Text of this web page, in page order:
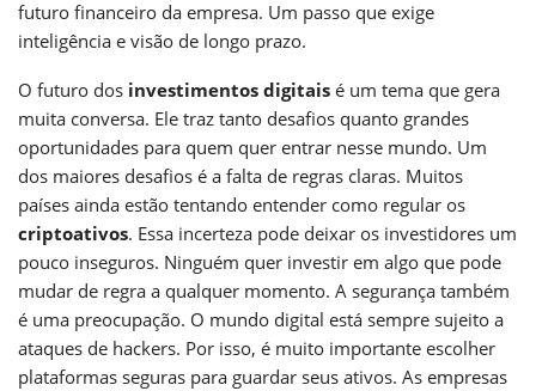
futuro financeiro da empresa. Um passo que exige
inteligência e visão de longo prazo.
O futuro dos investimentos digitais é um tema que gera
muita conversa. Ele traz tanto desafios quanto grandes
oportunidades para quem quer entrar nesse mundo. Um
dos maiores desafios é a falta de regras claras. Muitos
países ainda estão tentando entender como regular os
criptoativos. Essa incerteza pode deixar os investidores um
pouco inseguros. Ninguém quer investir em algo que pode
mudar de regra a qualquer momento. A segurança também
é uma preocupação. O mundo digital está sempre sujeito a
ataques de hackers. Por isso, é muito importante escolher
plataformas seguras para guardar seus ativos. As empresas